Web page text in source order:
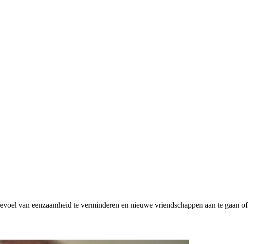
van eenzaamheid te verminderen en nieuwe vriendschappen aan te gaan of